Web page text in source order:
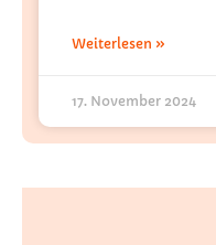
Weiterlesen »
17. November 2024